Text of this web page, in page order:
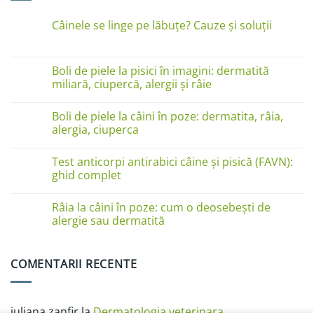
Câinele se linge pe lăbuțe? Cauze și soluții
Câinele
se
linge
Cauze
și
soluții
Boli de piele la pisici în imagini: dermatită
miliară, ciupercă, alergii și râie
comentariu
la
Boli
de
pisici
în
imagini:
miliară,
ciupercă,
alergii
și
Boli de piele la câini în poze: dermatita, râia,
alergia, ciuperca
la
Boli
de
câini
în
poze:
ciuperca
Test anticorpi antirabici câine și pisică (FAVN):
ghid complet
comentariu
la
Test
anticorpi
pisică
Râia la câini în poze: cum o deosebești de
alergie sau dermatită
Râia
cum
COMENTARII RECENTE